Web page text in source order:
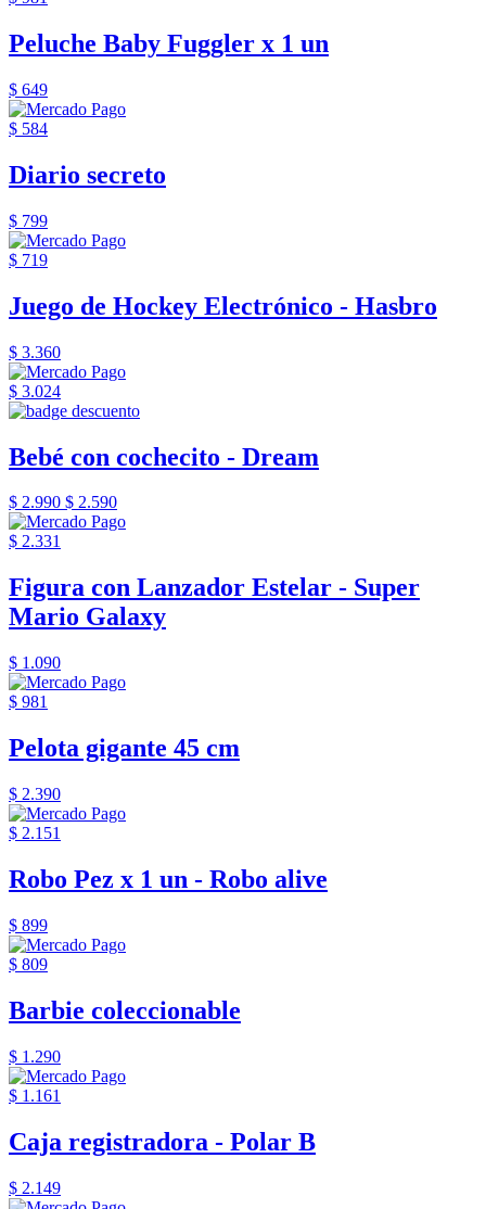
Peluche Baby Fuggler x 1 un
$ 649
$ 584
Diario secreto
$ 799
$ 719
Juego de Hockey Electrónico - Hasbro
$ 3.360
$ 3.024
Bebé con cochecito - Dream
$ 2.990 $ 2.590
$ 2.331
Figura con Lanzador Estelar - Super
Mario Galaxy
$ 1.090
$ 981
Pelota gigante 45 cm
$ 2.390
$ 2.151
Robo Pez x 1 un - Robo alive
$ 899
$ 809
Barbie coleccionable
$ 1.290
$ 1.161
Caja registradora - Polar B
$ 2.149